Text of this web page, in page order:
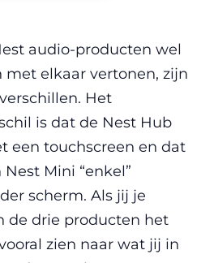
audio-producten wel
elkaar vertonen, zijn
Het
is dat de Nest Hub
een touchscreen en dat
Mini “enkel”
scherm. Als jij je
de drie producten het
zien naar wat jij in